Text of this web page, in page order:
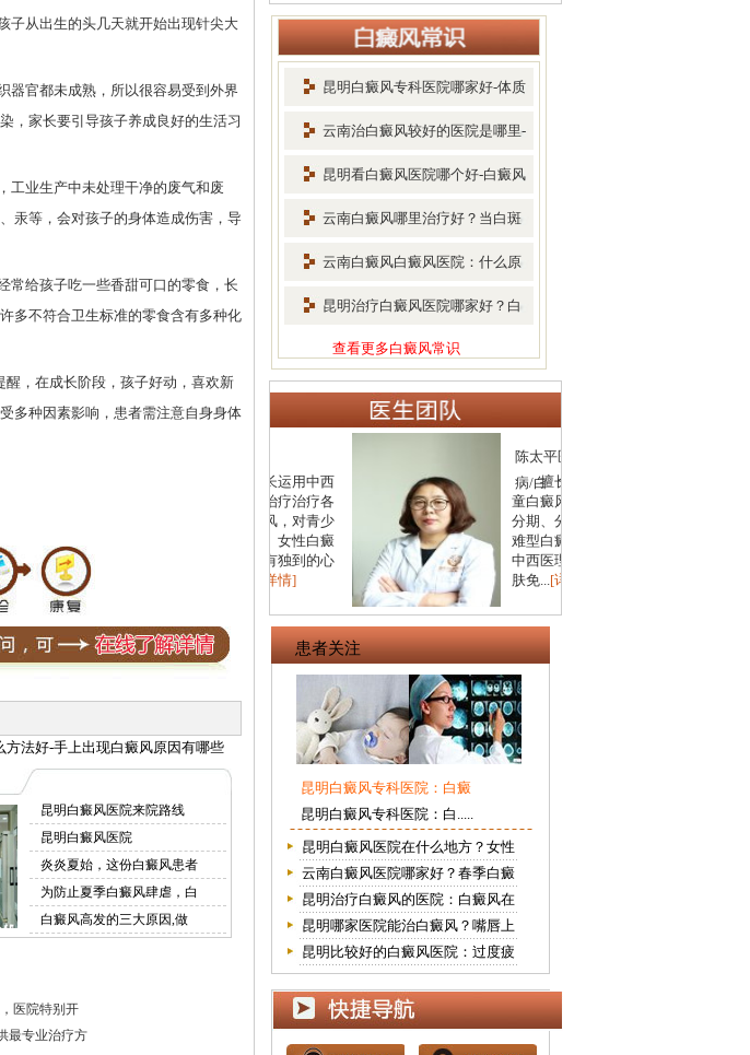
子从出生的头几天就开始出现针尖大
器官都未成熟，所以很容易受到外界
，家长要引导孩子养成良好的生活习
业生产中未处理干净的废气和废
汞等，会对孩子的身体造成伤害，导
给孩子吃一些香甜可口的零食，长
多不符合卫生标准的零食含有多种化
醒，在成长阶段，孩子好动，喜欢新
多种因素影响，患者需注意自身身体
方法好-手上出现白癜风原因有哪些
昆明白癜风医院来院路线
昆明白癜风医院
炎炎夏始，这份白癜风患者
为防止夏季白癜风肆虐，白
白癜风高发的三大原因,做
医院特别开
最专业治疗方
昆明白癜风专科医院哪家好-体质
云南治白癜风较好的医院是哪里-
昆明看白癜风医院哪个好-白癜风
云南白癜风哪里治疗好？当白斑
扩散 云南白癜风白癜风医院：什么原
因会 昆明治疗白癜风医院哪家好？白
查看更多白癜风常识
陈太平医生 银屑
病/白 擅长青少年儿
童白癜风的诊治，
分期、分型诊治疑
难型白癜风，结合
中西医理论，从皮
肤免...
[详情]
患者关注
昆明白癜风专科医院：白癜
昆明白癜风专科医院：白.....
昆明白癜风医院在什么地方？女性
云南白癜风医院哪家好？春季白癜
昆明治疗白癜风的医院：白癜风在
昆明哪家医院能治白癜风？嘴唇上
昆明比较好的白癜风医院：过度疲